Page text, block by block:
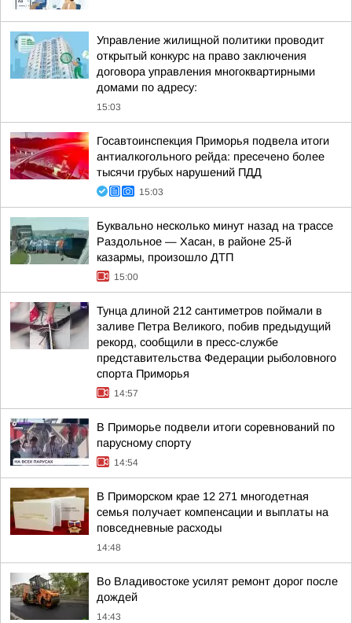
Управление жилищной политики проводит
открытый конкурс на право заключения
договора управления многоквартирными
домами по адресу:
15:03
Госавтоинспекция Приморья подвела итоги
антиалкогольного рейда: пресечено более
тысячи грубых нарушений ПДД
15:03
Буквально несколько минут назад на трассе
Раздольное — Хасан, в районе 25-й
казармы, произошло ДТП
15:00
Тунца длиной 212 сантиметров поймали в
заливе Петра Великого, побив предыдущий
рекорд, сообщили в пресс-службе
представительства Федерации рыболовного
спорта Приморья
14:57
В Приморье подвели итоги соревнований по
парусному спорту
14:54
В Приморском крае 12 271 многодетная
семья получает компенсации и выплаты на
повседневные расходы
14:48
Во Владивостоке усилят ремонт дорог после
дождей
14:43